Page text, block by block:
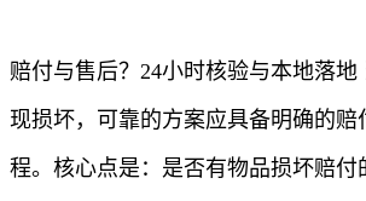
赔付与售后？24小时核验与本地落地
现损坏，可靠的方案应具备明确的赔
程。核心点是：是否有物品损坏赔付